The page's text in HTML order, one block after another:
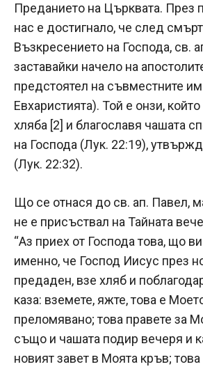
Преданието на Църквата. През
нас е достигнало, че след
Възкресението на Господа, св.
заставайки начело на
предстоятел на съвместните
Евхаристията). Той е онзи,
хляба [2] и благославя чашата
на Господа (Лук. 22:19),
(Лук. 22:32).
Що се отнася до св. ап. Павел,
не е присъствал на Тайната
“Аз приех от Господа това, що
именно, че Господ Иисус през
предаден, взе хляб и
каза: вземете, яжте, това е
преломявано; това правете за
също и чашата подир вечеря и
новият завет в Моята кръв;